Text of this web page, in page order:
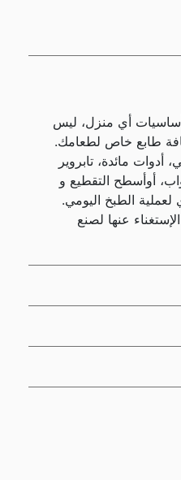
أي منزل، ليس
طابع خاص لطعامك.
أدوات مائدة، تابروير
أوأسطح التقطيع و
الطبخ اليومي.
عنها لصنع